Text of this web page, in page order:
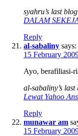
syahru’s last
DALAM
Reply
al-sabaliny says:
15 February
Ayo, berafiliasi-
al-sabaliny’s last
Lewat Yahoo
Reply
munawar am
15 February